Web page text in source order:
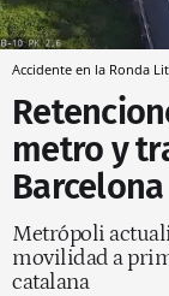
Accidente en la Ronda
metro y
Metrópoli
movilidad a
catalana